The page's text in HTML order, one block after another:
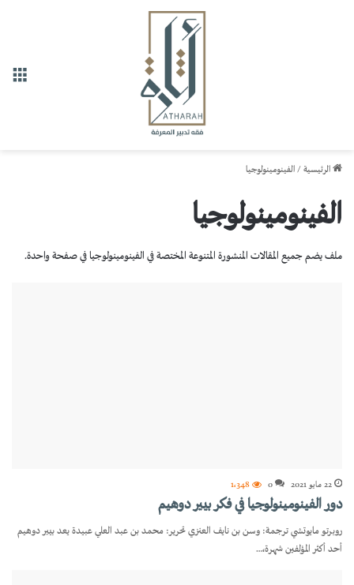
الرئيسية / الفينومينولوجيا
الفينومينولوجيا
ملف يضم جميع المقالات المنشورة المتنوعة المختصة في الفينومينولوجيا في صفحة واحدة.
22 مايو 2021 0 1٬348
دور الفينومينولوجيا في فكر بيير دوهيم
روبرتو مايوتشي ترجمة: وسن بن نايف العنزي تحرير: محمد بن عبد العلي عبيدة يعد بيير دوهيم
أحد أكثر المؤلفين شهرة،…